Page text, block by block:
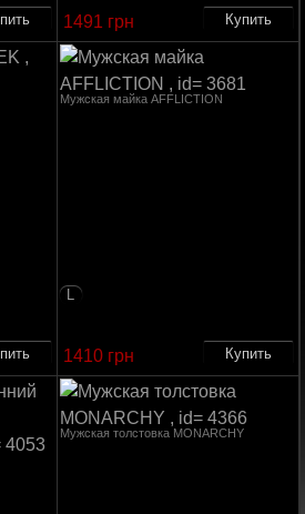
1491 грн
Мужская майка AFFLICTION
L
1410 грн
Мужская толстовка MONARCHY